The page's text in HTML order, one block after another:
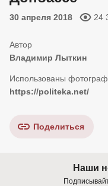
30 апреля 2018 24
Владимир Лыткин
https://politeka.net/
Поделиться
Наши